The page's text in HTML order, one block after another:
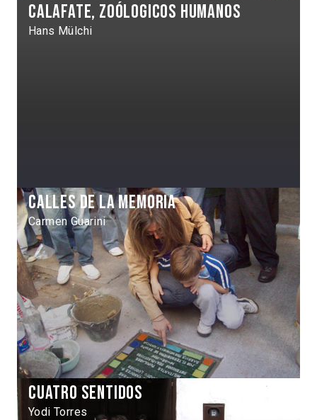
Calafate, zoólogicos humanos
Hans Mülchi
Calles de la memoria
Carmen Guarini
Cuatro sentidos
Yodi Torres